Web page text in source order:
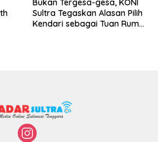
Sultra Tegaskan Alasan Pilih
Kendari sebagai Tuan Rumah